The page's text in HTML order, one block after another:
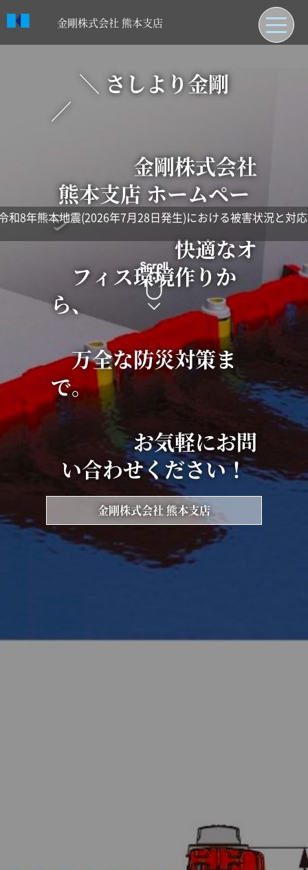
金剛株式会社 熊本支店
熊本支店について
取引先紹介
＼ さしより金剛
／
金剛株式会社
熊本支店 ホームペー
ジ
快適なオ
フィス環境作りか
ら、
万全な防災対策ま
で。
お気軽にお問
い合わせください！
金剛株式会社 熊本支店
熊本地震(2026年7月28日発生)における被害状況と対応